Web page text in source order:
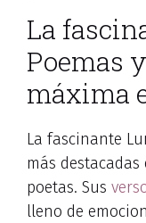
La
Poemas
máxima
La fascinante
más
poetas. Sus
lleno de